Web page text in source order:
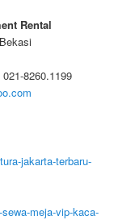
Rental
8260.1199
jakarta-terbaru-
meja-vip-kaca-